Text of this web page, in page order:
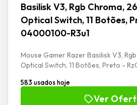
Basilisk V3, Rgb Chroma,
Optical Switch, 11 Botões,
04000100-R3u1
Mouse Gamer Razer Basilisk V3,
Optical Switch, 11 Botões, Preto -
583 usados hoje
Ver